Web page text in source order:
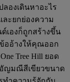
องเดินหาอะไร
ะยกย่องความ
เองก็ถูกสร้างขึ้น
ออ้างให้คุณออก
Tree Hill ยอด
อัญมณีสีเขียวขนาด